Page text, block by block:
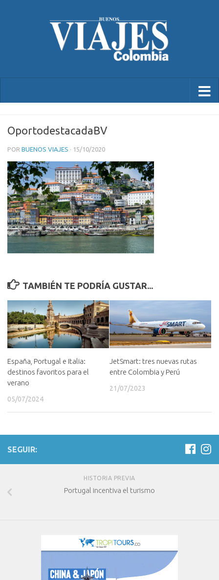
OportodestacadaBV
POR BUENOS VIAJES · 15/10/2020
TAMBIÉN TE PODRÍA GUSTAR...
España, Portugal e Italia:
destinos favoritos para el
verano
05/07/2024
JetSmart: tres nuevas rutas
entre Colombia y Perú
21/07/2023
SEGUIR:
HISTORIA PREVIA
Portugal incentiva el turismo